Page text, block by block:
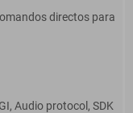
directos para
Audio protocol, SDK